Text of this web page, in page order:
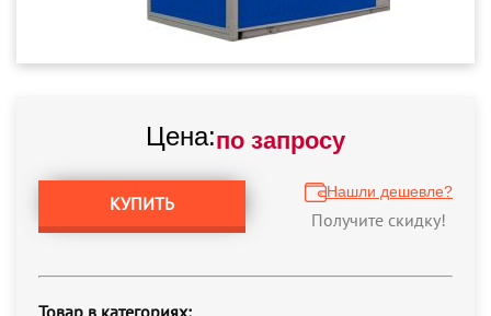
Цена:по запросу
КУПИТЬ
Нашли дешевле?
Получите скидку!
Товар в категориях: